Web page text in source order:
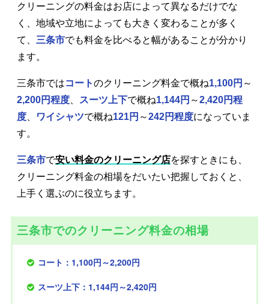
クリーニングの料金はお店によって異なるだけでな
く、地域や立地によっても大きく変わることが多く
て、 三条市でも料金を比べると幅があることが分かり
ます。
三条市ではコートのクリーニング料金で概ね1,100円 ～
2,200円程度
スーツ上下で概ね1,144円 ～2,420円程
度
ワイシャツで概ね121円 ～242円程度になっていま
す。
三条市で安い料金のクリーニング店を探すときにも、
クリーニング料金の相場をだいたい把握しておくと、
上手く選ぶのに役立ちます。
三条市でのクリーニング料金の相場
コート：1,100円～2,200円
スーツ上下：1,144円～2,420円